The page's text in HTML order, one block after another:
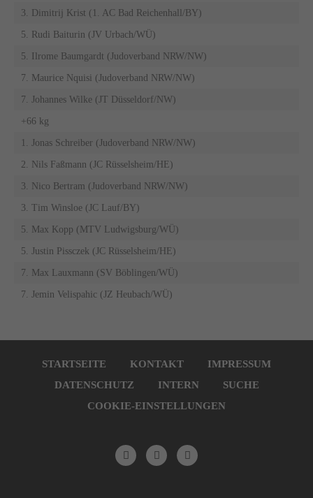
3. Dimitrij Krist (1. AC Bad Reichenhall/BY)
5. Rudi Baiturin (JV Urbach/WÜ)
5. Ilrome Baumgardt (Judoverband NRW/NW)
7. Maurice Nquisi (Judoverband NRW/NW)
7. Johannes Wilke (JT Düsseldorf/NW)
+66 kg
1. Jonas Schreiber (Judoverband NRW/NW)
2. Nils Faßmann (JC Rüsselsheim/HE)
3. Nico Bertram (Judoverband NRW/NW)
3. Tim Winsloe (JC Lauf/BY)
5. Max Kopp (MTV Ludwigsburg/WÜ)
5. Justin Pissczek (JC Rüsselsheim/HE)
7. Max Lauxmann (SV Böblingen/WÜ)
7. Jemin Velispahic (JZ Heubach/WÜ)
überspringenSTARTSEITE KONTAKT
IMPRESSUM
DATENSCHUTZ
INTERN
SUCHE
COOKIE-EINSTELLUNGEN